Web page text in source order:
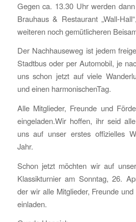
Gegen ca. 13.30 Uhr werden
Brauhaus & Restaurant „Wall-
weiteren noch gemütlicheren
Der Nachhauseweg ist jedem
Stadtbus oder per Automobil, je
uns schon jetzt auf viele
und einen harmonischenTag.
Alle Mitglieder, Freunde und
eingeladen.Wir hoffen, ihr seid
uns auf unser erstes offizielles
Jahr.
Schon jetzt möchten wir auf
Klassikturnier am Sonntag, 26.
der wir alle Mitglieder, Freunde
einladen.